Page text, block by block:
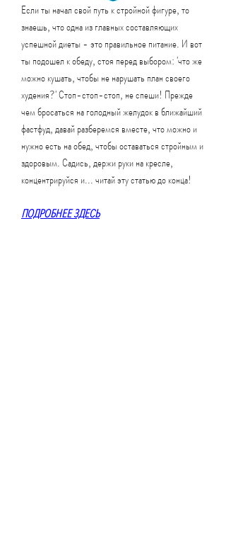
Если ты начал свой путь к стройной фигуре, то
знаешь, что одна из главных составляющих
успешной диеты - это правильное питание. И вот
ты подошел к обеду, стоя перед выбором: 'что же
можно кушать, чтобы не нарушать план своего
худения?' Стоп-стоп-стоп, не спеши! Прежде
чем бросаться на голодный желудок в ближайший
фастфуд, давай разберемся вместе, что можно и
нужно есть на обед, чтобы оставаться стройным и
здоровым. Садись, держи руки на кресле,
концентрируйся и... читай эту статью до конца!
ПОДРОБНЕЕ ЗДЕСЬ